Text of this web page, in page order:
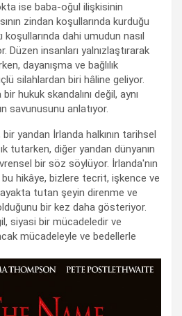
ise baba-oğul ilişkisinin
zindan koşullarında kurduğu
koşullarında dahi umudun nasıl
Düzen insanları yalnızlaştırarak
dayanışma ve bağlılık
silahlardan biri hâline geliyor.
hukuk skandalını değil, aynı
savunusunu anlatıyor.
yandan İrlanda halkının tarihsel
tutarken, diğer yandan dünyanın
bir söz söylüyor. İrlanda'nın
bu hikâye, bizlere tecrit, işkence ve
ayakta tutan şeyin direnme ve
bir kez daha gösteriyor.
siyasi bir mücadeledir ve
mücadeleyle ve bedellerle